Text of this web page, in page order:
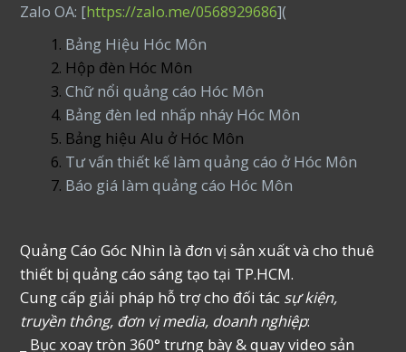
Zalo OA: [https://zalo.me/0568929686](
Bảng Hiệu Hóc Môn
Hộp đèn Hóc Môn
Chữ nổi quảng cáo Hóc Môn
Bảng đèn led nhấp nháy Hóc Môn
Bảng hiệu Alu ở Hóc Môn
Tư vấn thiết kế làm quảng cáo ở Hóc Môn
Báo giá làm quảng cáo Hóc Môn
Quảng Cáo Góc Nhìn là đơn vị sản xuất và cho thuê
thiết bị quảng cáo sáng tạo tại TP.HCM.
Cung cấp giải pháp hỗ trợ cho đối tác sự kiện,
truyền thông, đơn vị media, doanh nghiệp:
_ Bục xoay tròn 360° trưng bày & quay video sản